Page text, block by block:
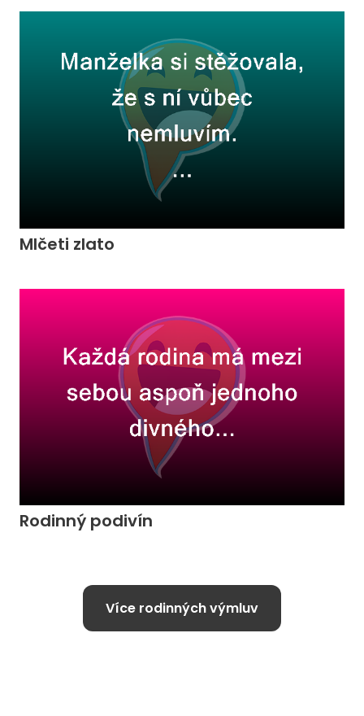
Mlčeti zlato
Rodinný podivín
Více rodinných výmluv